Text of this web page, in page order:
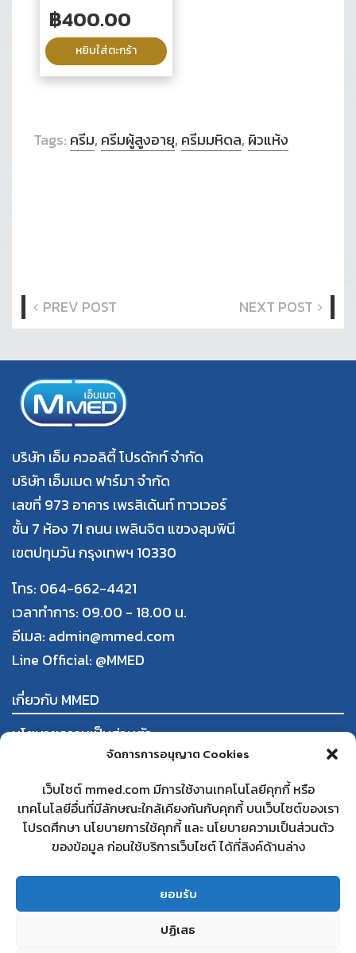
จัดการการอนุญาต Cookies
เว็บไซต์ mmed.com มีการใช้งานเทคโนโลยีคุกกี้ หรือ
เทคโนโลยีอื่นที่มีลักษณะใกล้เคียงกันกับคุกกี้ บนเว็บไซต์ของเรา
โปรดศึกษา นโยบายการใช้คุกกี้ และ นโยบายความเป็นส่วนตัว
ของข้อมูล ก่อนใช้บริการเว็บไซต์ ได้ที่ลิงค์ด้านล่าง
ยอมรับ
ปฏิเสธ
฿400.00
หยิบใส่ตะกร้า
Tags: ครีม, ครีมผู้สูงอายุ, ครีมมหิดล, ผิวแห้ง
PREV POST NEXT POST
บริษัท เอ็ม ควอลิตี้ โปรดักท์ จำกัด
บริษัท เอ็มเมด ฟาร์มา จำกัด
เลขที่ 973 อาคาร เพรสิเด้นท์ ทาวเวอร์
ชั้น 7 ห้อง 7I ถนน เพลินจิต แขวงลุมพินี
เขตปทุมวัน กรุงเทพฯ 10330
โทร: 064-662-4421
เวลาทำการ: 09.00 - 18.00 น.
อีเมล: admin@mmed.com
Line Official: @MMED
เกี่ยวกับ MMED
นโยบายความเป็นส่วนตัว
ข้อกำหนดและเงื่อนไขการใช้งาน
การสั่งซื้อและชำระสินค้า
นโยบายการคืนสินค้าและคืนเงิน
ใบทะเบียนพาณิชย์
ติดต่อเรา